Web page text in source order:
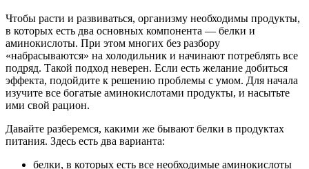
Чтобы расти и развиваться, организму необходимы продукты,
в которых есть два основных компонента — белки и
аминокислоты. При этом многих без разбору
«набрасываются» на холодильник и начинают потреблять все
подряд. Такой подход неверен. Если есть желание добиться
эффекта, подойдите к решению проблемы с умом. Для начала
изучите все богатые аминокислотами продукты, и насытьте
ими свой рацион.
Давайте разберемся, какими же бывают белки в продуктах
питания. Здесь есть два варианта:
белки, в которых есть все необходимые аминокислоты